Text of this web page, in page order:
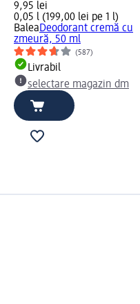
9,95 lei
0,05 l (199,00 lei pe 1 l)
BaleaDeodorant cremă cu
zmeură, 50 ml
(587)
Livrabil
selectare magazin dm